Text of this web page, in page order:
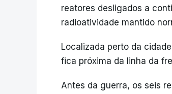
reatores desligados a
radioatividade mantido
Localizada perto da
fica próxima da linha da
Antes da guerra, os seis